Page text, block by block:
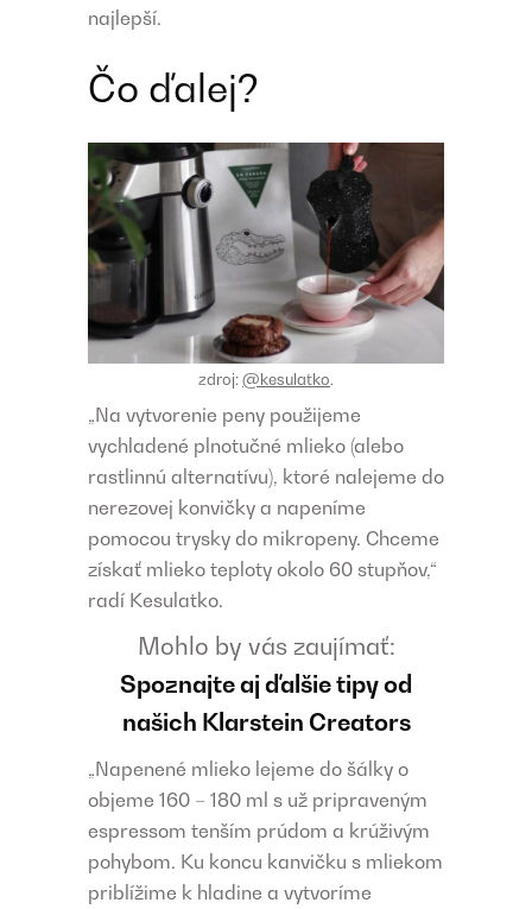
najlepší.
Čo ďalej?
zdroj:@kesulatko.
„Na vytvorenie peny použijeme
vychladené plnotučné mlieko (alebo
rastlinnú alternatívu), ktoré nalejeme do
nerezovej konvičky a napeníme
pomocou trysky do mikropeny. Chceme
získať mlieko teploty okolo 60 stupňov,“
radí Kesulatko.
Mohlo by vás zaujímať:
Spoznajte aj ďalšie tipy od
našich Klarstein Creators
„Napenené mlieko lejeme do šálky o
objeme 160 – 180 ml s už pripraveným
espressom tenším prúdom a krúživým
pohybom. Ku koncu kanvičku s mliekom
priblížime k hladine a vytvoríme